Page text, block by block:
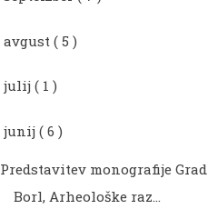
avgust ( 5 )
julij ( 1 )
junij ( 6 )
Predstavitev monografije Grad
Borl, Arheološke raz...